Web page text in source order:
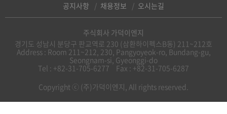
공지사항 채용정보 오시는길
주식회사 가덕이엔지
경기도 성남시 분당구 판교역로 230 (삼환하이펙스B동) 211~212호
Address : Room 211~212, 230, Pangyoyeok-ro, Bundang-gu,
Seongnam-si, Gyeonggi-do
Tel : +82-31-705-6277
Fax : +82-31-705-6287
Copyright ⓒ (주)가덕이엔지, All rights reserved.